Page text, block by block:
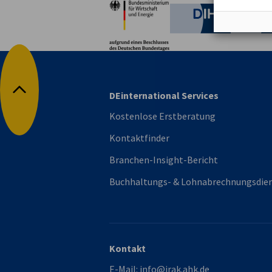
Nach oben
DEinternational Services
Kostenlose Erstberatung
Kontaktfinder
Branchen-Insight-Bericht
Buchhaltungs- &
Kontakt
E-Mail: info@irak.ahk.de